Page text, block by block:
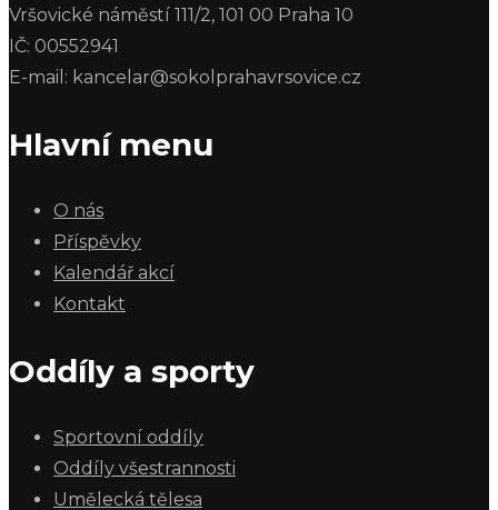
Vršovické náměstí 111/2, 101 00 Praha 10
IČ: 00552941
E-mail: kancelar@sokolprahavrsovice.cz
Hlavní menu
O nás
Příspěvky
Kalendář akcí
Kontakt
Oddíly a sporty
Sportovní oddíly
Oddíly všestrannosti
Umělecká tělesa